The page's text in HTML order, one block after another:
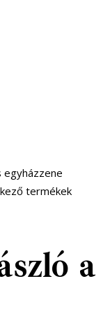
egyházzene
termékek
a